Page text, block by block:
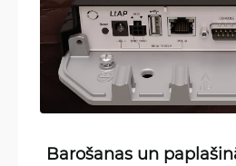
Barošanas un